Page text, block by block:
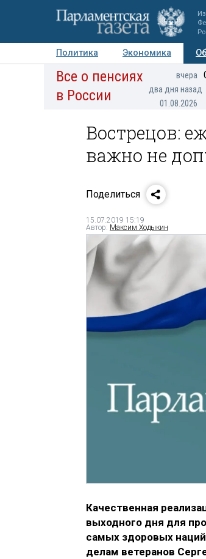
Политика Экономика
Авторы Персоны
Все о пенсиях
в России
вчера
два дня назад
01.08.2026
Вострецов:
важно не
Поделиться
15.07.2019 15:19
Автор: Максим Ходыкин
Качественная
выходного дня для
самых здоровых
делам ветеранов